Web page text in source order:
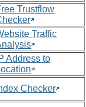
Trustflow
Traffic
Address to
Checker